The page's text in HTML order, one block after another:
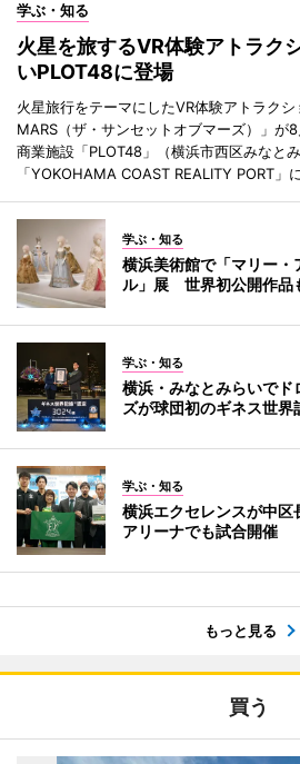
学ぶ・知る
火星を旅するVR体験アトラ
いPLOT48に登場
火星旅行をテーマにしたVR体験アトラク
MARS（ザ・サンセットオブマーズ）」が
商業施設「PLOT48」（横浜市西区みなと
「YOKOHAMA COAST REALITY PORT」
学ぶ・知る
横浜美術館で「マリー・
ル」展 世界初公開作品
学ぶ・知る
横浜・みなとみらいで
ズが球団初のギネス世界
学ぶ・知る
横浜エクセレンスが中
アリーナでも試合開催
もっと見る
買う